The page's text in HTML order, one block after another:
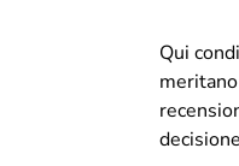
Qui